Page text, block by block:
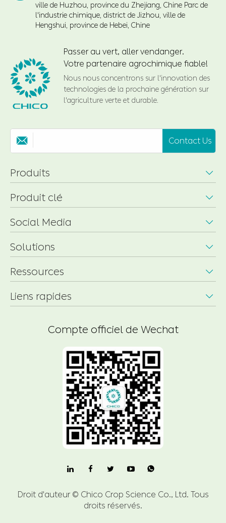
ville de Huzhou, province du Zhejiang, Chine Parc de
l'industrie chimique, district de Jizhou, ville de
Hengshui, province de Hebei, Chine
Passer au vert, aller vendanger.
Votre partenaire agrochimique fiable!
Nous nous concentrons sur l'innovation des
technologies de la prochaine génération sur
l'agriculture verte et durable.
 Contact Us
Produits 
Produit clé 
Social Media 
Solutions 
Ressources 
Liens rapides 
Compte officiel de Wechat

Droit d'auteur © Chico Crop Science Co., Ltd. Tous
droits réservés.